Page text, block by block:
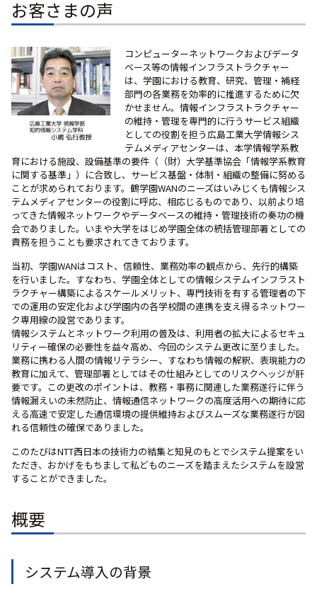
お客さまの声
コンピューターネットワークおよびデータ
ベース等の情報インフラストラクチャー
は、学園における教育、研究、管理・補経
部門の各業務を効率的に推進するために欠
かせません。情報インフラストラクチャー
の維持・管理を専門的に行うサービス組織
としての役割を担う広島工業大学情報シス
テムメディアセンターは、本学情報学系教
育における施設、設備基準の要件（（財）大学基準協会「情報学系教育
に関する基準」）に合致し、サービス基盤・体制・組織の整備に努める
ことが求められております。鶴学園WANのニーズはいみじくも情報シス
テムメディアセンターの役割に呼応、相応じるものであり、以前より培
ってきた情報ネットワークやデータベースの維持・管理技術の奏功の機
会でありました。いまや大学をはじめ学園全体の統括管理部署としての
責務を担うことも要求されてきております。
当初、学園WANはコスト、信頼性、業務効率の観点から、先行的構築
を行いました。すなわち、学園全体としての情報システムインフラスト
ラクチャー構築によるスケールメリット、専門技術を有する管理者の下
での運用の安定化および学園内の各学校間の連携を支え得るネットワー
ク専用線の設営であります。
情報システムとネットワーク利用の普及は、利用者の拡大によるセキュ
リティー確保の必要性を益々高め、今回のシステム更改に至りました。
業務に携わる人間の情報リテラシー、すなわち情報の解釈、表現能力の
教育に加えて、管理部署としてはその仕組みとしてのリスクヘッジが肝
要です。この更改のポイントは、教務・事務に関連した業務遂行に伴う
情報漏えいの未然防止、情報通信ネットワークの高度活用への期待に応
える高速で安定した通信環境の提供維持およびスムーズな業務遂行が図
れる信頼性の確保でありました。
このたびはNTT西日本の技術力の結集と知見のもとでシステム提案をい
ただき、おかげをもちまして私どものニーズを踏まえたシステムを設営
することができました。
概要
システム導入の背景